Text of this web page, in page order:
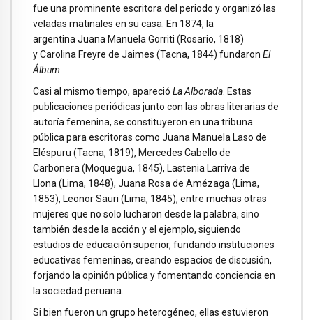
fue una prominente escritora del periodo y organizó las
veladas matinales en su casa. En 1874, la
argentina Juana Manuela Gorriti (Rosario, 1818)
y Carolina Freyre de Jaimes (Tacna, 1844) fundaron El
Álbum.
Casi al mismo tiempo, apareció La Alborada . Estas
publicaciones periódicas junto con las obras literarias de
autoría femenina, se constituyeron en una tribuna
pública para escritoras como Juana Manuela Laso de
Eléspuru (Tacna, 1819), Mercedes Cabello de
Carbonera (Moquegua, 1845), Lastenia Larriva de
Llona (Lima, 1848), Juana Rosa de Amézaga (Lima,
1853), Leonor Sauri (Lima, 1845), entre muchas otras
mujeres que no solo lucharon desde la palabra, sino
también desde la acción y el ejemplo, siguiendo
estudios de educación superior, fundando instituciones
educativas femeninas, creando espacios de discusión,
forjando la opinión pública y fomentando conciencia en
la sociedad peruana.
Si bien fueron un grupo heterogéneo, ellas estuvieron